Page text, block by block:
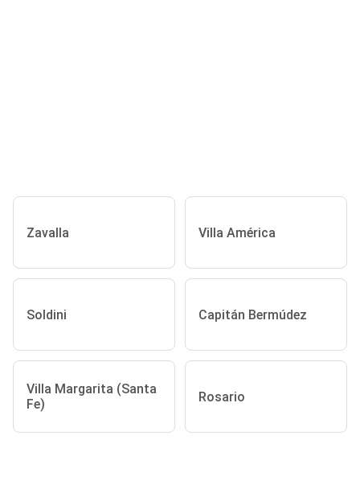
Zavalla Villa América
Soldini Capitán Bermúdez
Villa Margarita (Santa
Fe)
Rosario